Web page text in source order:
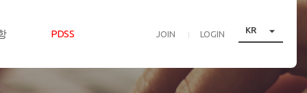
JOIN LOGIN KR 
PDSS